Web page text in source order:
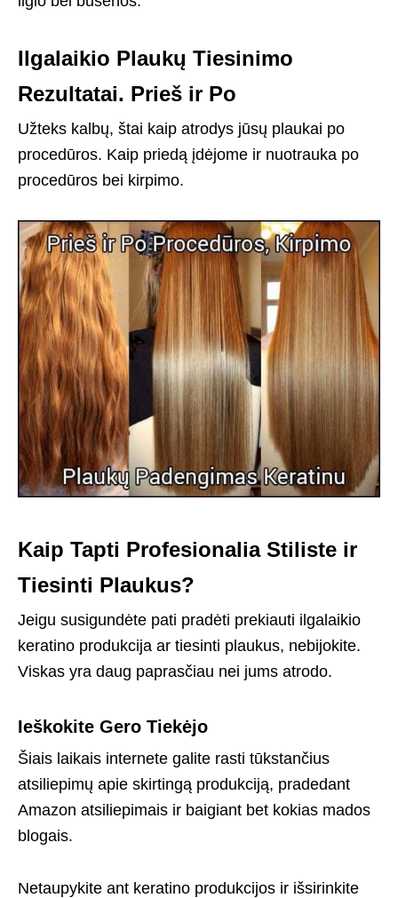
Ilgalaikio Plaukų Tiesinimo
Rezultatai. Prieš ir Po
Užteks kalbų, štai kaip atrodys jūsų plaukai po
procedūros. Kaip priedą įdėjome ir nuotrauka po
procedūros bei kirpimo.
Kaip Tapti Profesionalia Stiliste ir
Tiesinti Plaukus?
Jeigu susigundėte pati pradėti prekiauti ilgalaikio
keratino produkcija ar tiesinti plaukus, nebijokite.
Viskas yra daug paprasčiau nei jums atrodo.
Ieškokite Gero Tiekėjo
Šiais laikais internete galite rasti tūkstančius
atsiliepimų apie skirtingą produkciją, pradedant
Amazon atsiliepimais ir baigiant bet kokias mados
blogais.
Netaupykite ant keratino produkcijos ir išsirinkite